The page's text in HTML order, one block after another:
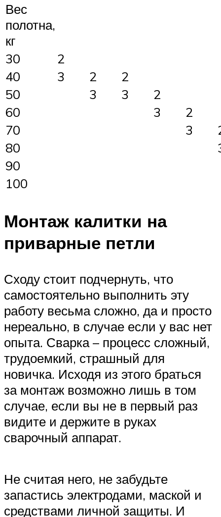
Вес
полотна,
кг
30
2
40
3 2
2
50
3 3
2
60
3
2
70
3
80
90
100
Монтаж калитки на
приварные петли
Сходу стоит подчернуть, что
самостоятельно выполнить эту
работу весьма сложно, да и просто
нереально, в случае если у вас нет
опыта. Сварка – процесс сложный,
трудоемкий, страшный для
новичка. Исходя из этого браться
за монтаж возможно лишь в том
случае, если вы не в первый раз
видите и держите в руках
сварочный аппарат.
Не считая него, не забудьте
запастись электродами, маской и
средствами личной защиты. И